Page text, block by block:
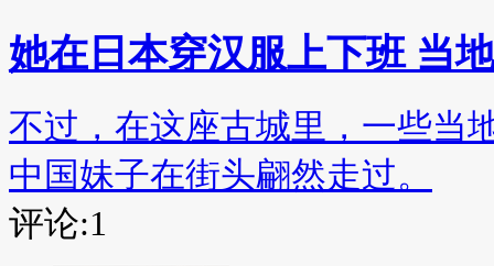
她在日本穿汉服上下班 当
不过，在这座古城里，一些当
中国妹子在街头翩然走过。
评论:1